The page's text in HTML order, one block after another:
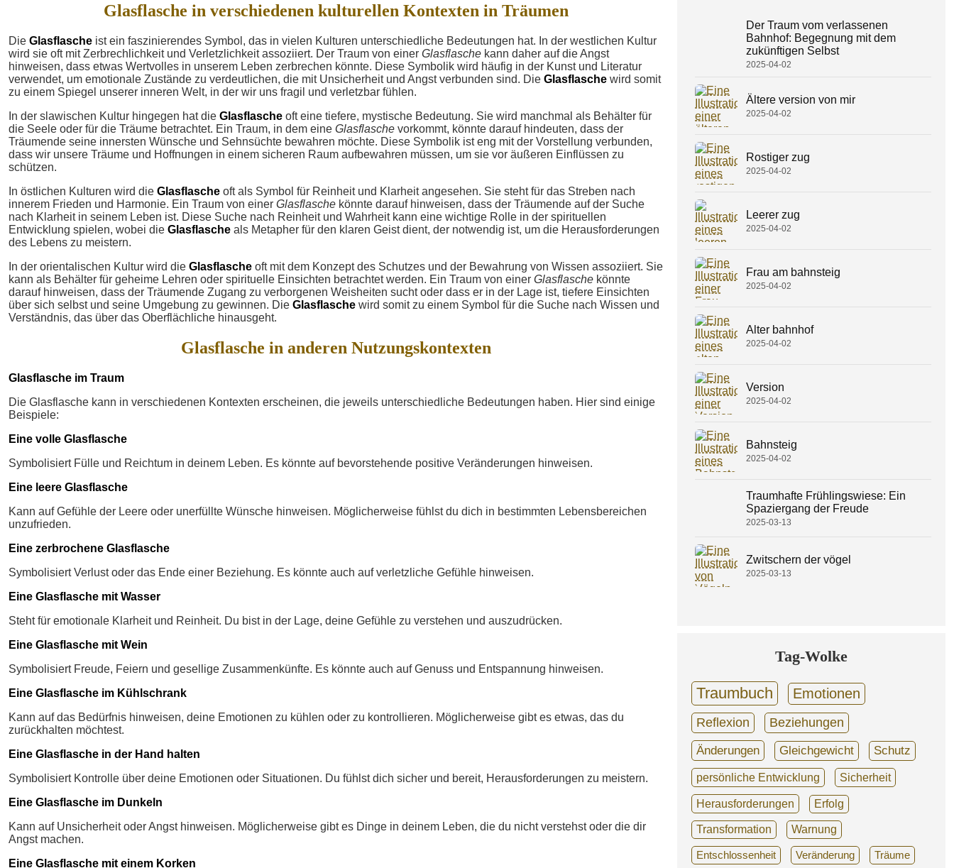
Glasflasche in verschiedenen kulturellen Kontexten in Träumen
Die Glasflasche ist ein faszinierendes Symbol, das in vielen Kulturen unterschiedliche Bedeutungen hat. In der westlichen Kultur
wird sie oft mit Zerbrechlichkeit und Verletzlichkeit assoziiert. Der Traum von einer Glasflasche kann daher auf die Angst
hinweisen, dass etwas Wertvolles in unserem Leben zerbrechen könnte. Diese Symbolik wird häufig in der Kunst und Literatur
verwendet, um emotionale Zustände zu verdeutlichen, die mit Unsicherheit und Angst verbunden sind. Die Glasflasche wird somit
zu einem Spiegel unserer inneren Welt, in der wir uns fragil und verletzbar fühlen.
In der slawischen Kultur hingegen hat die Glasflasche oft eine tiefere, mystische Bedeutung. Sie wird manchmal als Behälter für
die Seele oder für die Träume betrachtet. Ein Traum, in dem eine Glasflasche vorkommt, könnte darauf hindeuten, dass der
Träumende seine innersten Wünsche und Sehnsüchte bewahren möchte. Diese Symbolik ist eng mit der Vorstellung verbunden,
dass wir unsere Träume und Hoffnungen in einem sicheren Raum aufbewahren müssen, um sie vor äußeren Einflüssen zu
schützen.
In östlichen Kulturen wird die Glasflasche oft als Symbol für Reinheit und Klarheit angesehen. Sie steht für das Streben nach
innerem Frieden und Harmonie. Ein Traum von einer Glasflasche könnte darauf hinweisen, dass der Träumende auf der Suche
nach Klarheit in seinem Leben ist. Diese Suche nach Reinheit und Wahrheit kann eine wichtige Rolle in der spirituellen
Entwicklung spielen, wobei die Glasflasche als Metapher für den klaren Geist dient, der notwendig ist, um die Herausforderungen
des Lebens zu meistern.
In der orientalischen Kultur wird die Glasflasche oft mit dem Konzept des Schutzes und der Bewahrung von Wissen assoziiert. Sie
kann als Behälter für geheime Lehren oder spirituelle Einsichten betrachtet werden. Ein Traum von einer Glasflasche könnte
darauf hinweisen, dass der Träumende Zugang zu verborgenen Weisheiten sucht oder dass er in der Lage ist, tiefere Einsichten
über sich selbst und seine Umgebung zu gewinnen. Die Glasflasche wird somit zu einem Symbol für die Suche nach Wissen und
Verständnis, das über das Oberflächliche hinausgeht.
Glasflasche in anderen Nutzungskontexten
Glasflasche im Traum
Die Glasflasche kann in verschiedenen Kontexten erscheinen, die jeweils unterschiedliche Bedeutungen haben. Hier sind einige
Beispiele:
Eine volle Glasflasche
Symbolisiert Fülle und Reichtum in deinem Leben. Es könnte auf bevorstehende positive Veränderungen hinweisen.
Eine leere Glasflasche
Kann auf Gefühle der Leere oder unerfüllte Wünsche hinweisen. Möglicherweise fühlst du dich in bestimmten Lebensbereichen
unzufrieden.
Eine zerbrochene Glasflasche
Symbolisiert Verlust oder das Ende einer Beziehung. Es könnte auch auf verletzliche Gefühle hinweisen.
Eine Glasflasche mit Wasser
Steht für emotionale Klarheit und Reinheit. Du bist in der Lage, deine Gefühle zu verstehen und auszudrücken.
Eine Glasflasche mit Wein
Symbolisiert Freude, Feiern und gesellige Zusammenkünfte. Es könnte auch auf Genuss und Entspannung hinweisen.
Eine Glasflasche im Kühlschrank
Kann auf das Bedürfnis hinweisen, deine Emotionen zu kühlen oder zu kontrollieren. Möglicherweise gibt es etwas, das du
zurückhalten möchtest.
Eine Glasflasche in der Hand halten
Symbolisiert Kontrolle über deine Emotionen oder Situationen. Du fühlst dich sicher und bereit, Herausforderungen zu meistern.
Eine Glasflasche im Dunkeln
Kann auf Unsicherheit oder Angst hinweisen. Möglicherweise gibt es Dinge in deinem Leben, die du nicht verstehst oder die dir
Angst machen.
Eine Glasflasche mit einem Korken
Der Traum vom verlassenen
Bahnhof: Begegnung mit dem
zukünftigen Selbst
2025-04-02
Ältere version von mir
2025-04-02
Rostiger zug
2025-04-02
Leerer zug
2025-04-02
Frau am bahnsteig
2025-04-02
Alter bahnhof
2025-04-02
Version
2025-04-02
Bahnsteig
2025-04-02
Traumhafte Frühlingswiese: Ein
Spaziergang der Freude
2025-03-13
Zwitschern der vögel
2025-03-13
Tag-Wolke
Traumbuch Emotionen
Reflexion
Beziehungen
Änderungen
Gleichgewicht Schutz
persönliche Entwicklung Sicherheit
Herausforderungen Erfolg
Transformation Warnung
Entschlossenheit Veränderung Träume